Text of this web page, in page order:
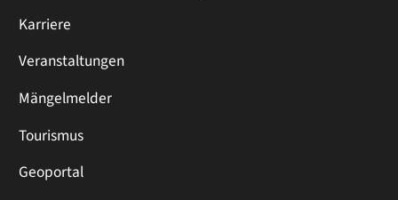
Karriere
Veranstaltungen
Mängelmelder
Tourismus
Geoportal